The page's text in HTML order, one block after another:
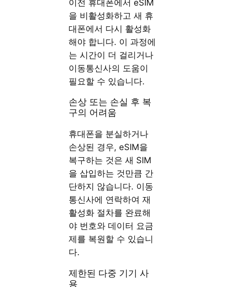
이전 휴대폰에서 eSIM
을 비활성화하고 새 휴
대폰에서 다시 활성화
해야 합니다. 이 과정에
는 시간이 더 걸리거나
이동통신사의 도움이
필요할 수 있습니다.
손상 또는 손실 후 복
구의 어려움
휴대폰을 분실하거나
손상된 경우, eSIM을
복구하는 것은 새 SIM
을 삽입하는 것만큼 간
단하지 않습니다. 이동
통신사에 연락하여 재
활성화 절차를 완료해
야 번호와 데이터 요금
제를 복원할 수 있습니
다.
제한된 다중 기기 사
용